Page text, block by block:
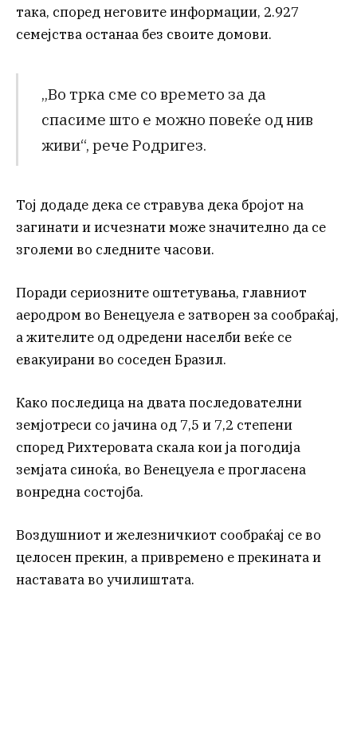
така, според неговите информации, 2.927
семејства останаа без своите домови.
„Во трка сме со времето за да
спасиме што е можно повеќе од нив
живи“, рече Родригез.
Тој додаде дека се стравува дека бројот на
загинати и исчезнати може значително да се
зголеми во следните часови.
Поради сериозните оштетувања, главниот
аеродром во Венецуела е затворен за сообраќај,
а жителите од одредени населби веќе се
евакуирани во соседен Бразил.
Како последица на двата последователни
земјотреси со јачина од 7,5 и 7,2 степени
според Рихтеровата скала кои ја погодија
земјата синоќа, во Венецуела е прогласена
вонредна состојба.
Воздушниот и железничкиот сообраќај се во
целосен прекин, а привремено е прекината и
наставата во училиштата.